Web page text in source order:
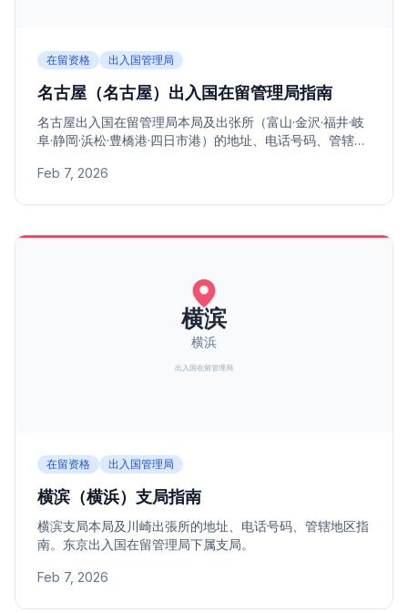
在留资格 出入国管理局
名古屋（名古屋）出入国在留管理局指南
名古屋出入国在留管理局本局及出张所（富山·金沢·福井·岐
阜·静岡·浜松·豊橋港·四日市港）的地址、电话号码、管辖地
Feb 7, 2026
在留资格 出入国管理局
横滨（横浜）支局指南
横滨支局本局及川崎出張所的地址、电话号码、管辖地区指
南。东京出入国在留管理局下属支局。
Feb 7, 2026